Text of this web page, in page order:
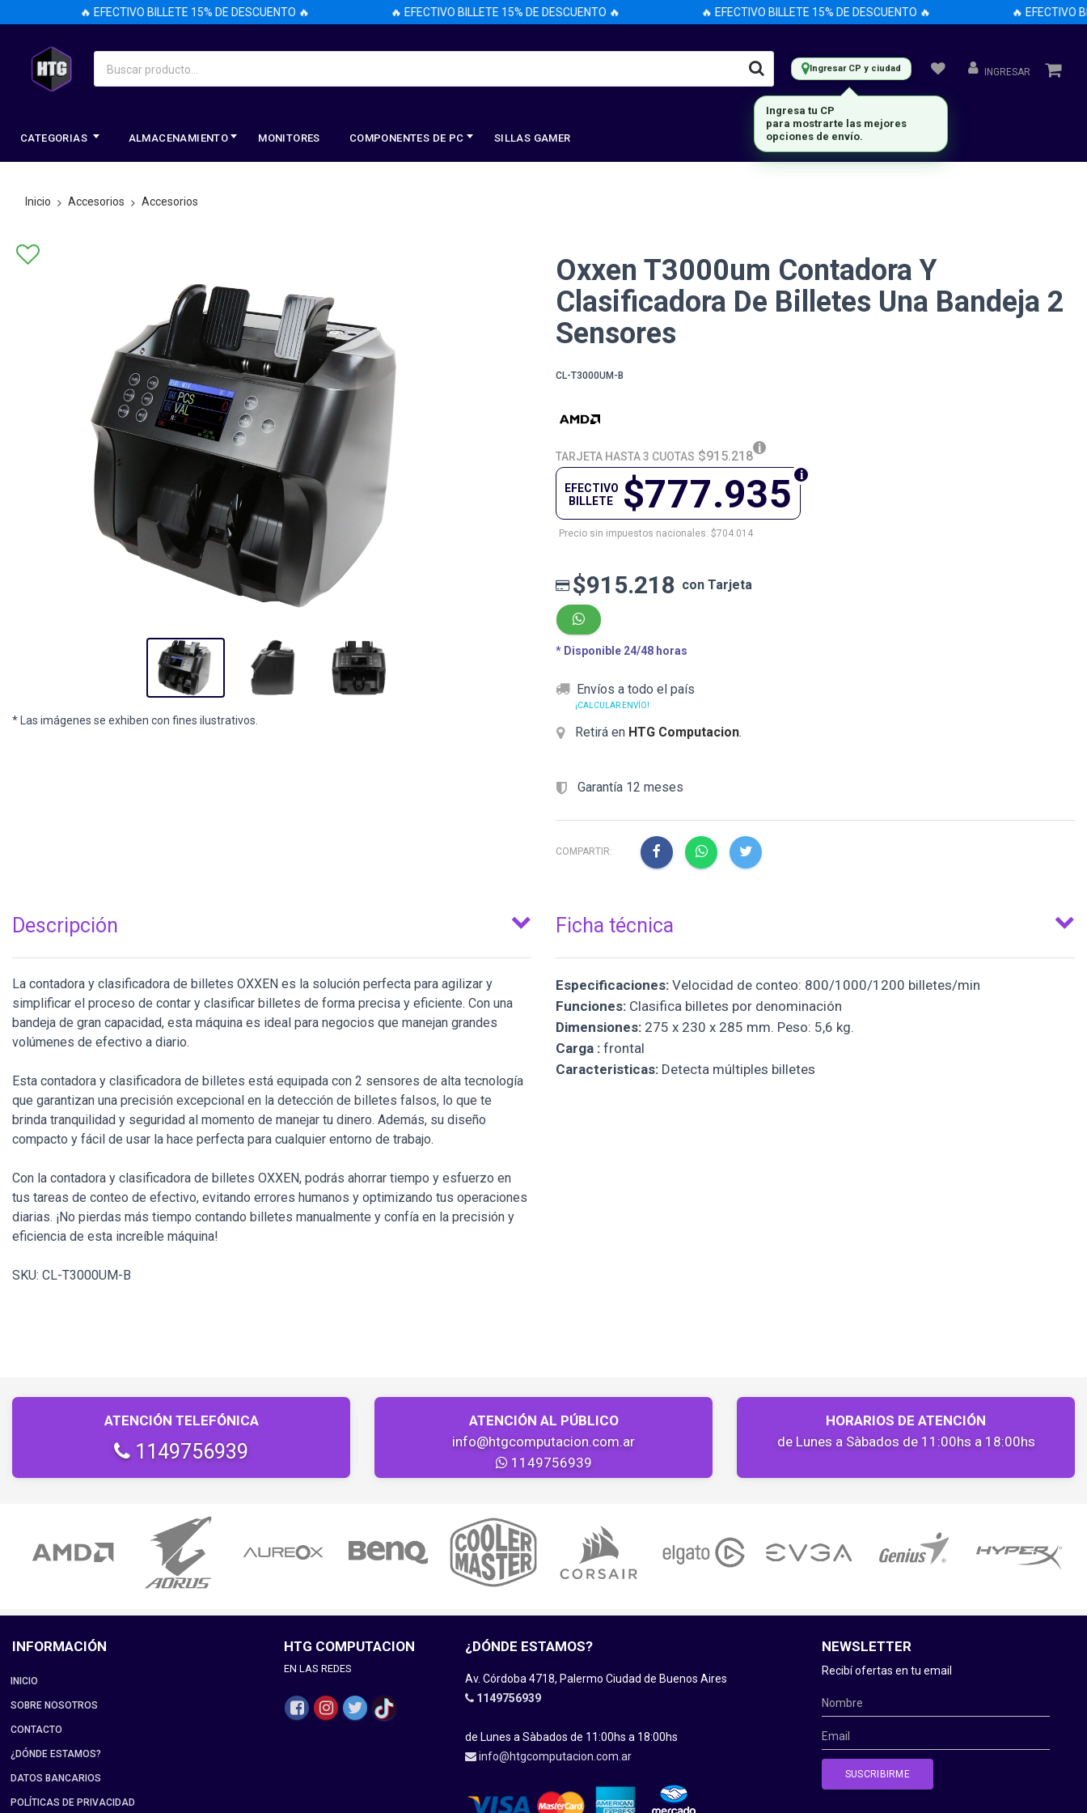
🔥 EFECTIVO BILLETE 15% DE DESCUENTO 🔥 🔥 EFECTIVO BILLETE 15% DE DESCUENTO 🔥 🔥 EFECTIVO BILLETE 15% DE DESCUENTO 🔥 🔥 EFECTIVO
Ingresar CP y ciudad INGRESAR
CATEGORIAS ALMACENAMIENTO MONITORES COMPONENTES DE PC SILLAS GAMER
Inicio Accesorios Accesorios
* Las imágenes se exhiben con fines ilustrativos.
Oxxen T3000um Contadora Y
Clasificadora De Billetes Una Bandeja 2
Sensores
CL-T3000UM-B
TARJETA HASTA 3 CUOTAS $915.218
$777.935
EFECTIVO
BILLETE
Precio sin impuestos nacionales: $704.014
$915.218 con Tarjeta
* Disponible 24/48 horas
Envíos a todo el país
¡CALCULAR ENVÍO!
Retirá en HTG Computacion.
Garantía 12 meses
COMPARTIR:
Descripción
La contadora y clasificadora de billetes OXXEN es la solución perfecta para agilizar y
simplificar el proceso de contar y clasificar billetes de forma precisa y eficiente. Con una
bandeja de gran capacidad, esta máquina es ideal para negocios que manejan grandes
volúmenes de efectivo a diario.
Esta contadora y clasificadora de billetes está equipada con 2 sensores de alta tecnología
que garantizan una precisión excepcional en la detección de billetes falsos, lo que te
brinda tranquilidad y seguridad al momento de manejar tu dinero. Además, su diseño
compacto y fácil de usar la hace perfecta para cualquier entorno de trabajo.
Con la contadora y clasificadora de billetes OXXEN, podrás ahorrar tiempo y esfuerzo en
tus tareas de conteo de efectivo, evitando errores humanos y optimizando tus operaciones
diarias. ¡No pierdas más tiempo contando billetes manualmente y confía en la precisión y
eficiencia de esta increíble máquina!
SKU: CL-T3000UM-B
Ficha técnica
Especificaciones: Velocidad de conteo: 800/1000/1200 billetes/min
Funciones: Clasifica billetes por denominación
Dimensiones: 275 x 230 x 285 mm. Peso: 5,6 kg.
Carga : frontal
Caracteristicas: Detecta múltiples billetes
ATENCIÓN TELEFÓNICA
1149756939
ATENCIÓN AL PÚBLICO
info@htgcomputacion.com.ar
1149756939
HORARIOS DE ATENCIÓN
de Lunes a Sàbados de 11:00hs a 18:00hs
INFORMACIÓN
INICIO
SOBRE NOSOTROS
CONTACTO
¿DÓNDE ESTAMOS?
DATOS BANCARIOS
POLÍTICAS DE PRIVACIDAD
HTG COMPUTACION
EN LAS REDES
¿DÓNDE ESTAMOS?
Av. Córdoba 4718, Palermo Ciudad de Buenos Aires
1149756939
de Lunes a Sàbados de 11:00hs a 18:00hs
info@htgcomputacion.com.ar
NEWSLETTER
Recibí ofertas en tu email
Ingresa tu CP
para mostrarte las mejores
opciones de envío.